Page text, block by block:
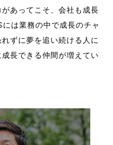
あってこそ、会社も成長
は業務の中で成長のチャ
ずに夢を追い続ける人に
長できる仲間が増えてい